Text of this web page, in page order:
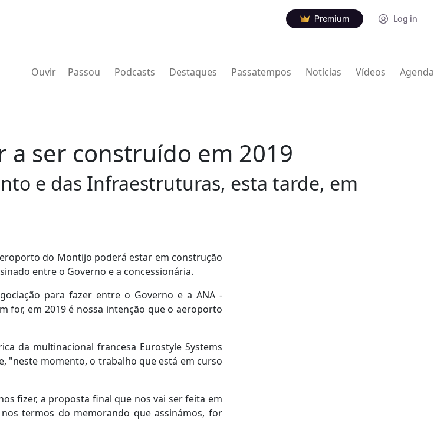
Premium Log in
Ouvir Passou Podcasts Destaques Passatempos Notícias Vídeos Agenda
ser construído em 2019
e das Infraestruturas, esta tarde, em
do Montijo poderá estar em construção
entre o Governo e a concessionária.
para fazer entre o Governo e a ANA -
for, em 2019 é nossa intenção que o aeroporto
da multinacional francesa Eurostyle Systems
"neste momento, o trabalho que está em curso
fizer, a proposta final que nos vai ser feita em
termos do memorando que assinámos, for